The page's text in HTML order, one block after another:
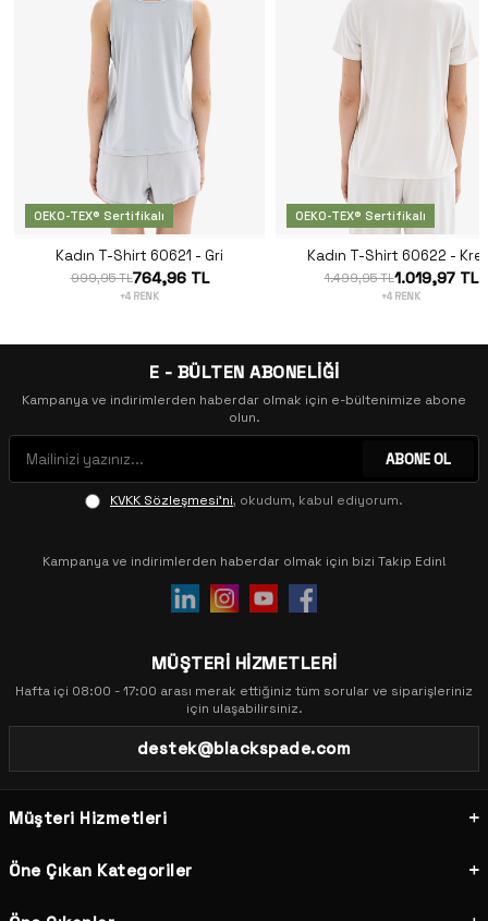
OEKO-TEX® Sertifikalı
Kadın T-Shirt 60621 - Gri
999,95 TL764,96 TL
+4 RENK
OEKO-TEX® Sertifikalı
Kadın T-Shirt 60622 -
1.499,95 TL1.019,97 TL
+4 RENK
E - BÜLTEN ABONELİĞİ
Kampanya ve indirimlerden haberdar olmak için e-bültenimize abone
olun.
ABONE OL
KVKK Sözleşmesi'ni, okudum, kabul ediyorum.
Kampanya ve indirimlerden haberdar olmak için bizi Takip Edin!
MÜŞTERİ HİZMETLERİ
Hafta içi 08:00 - 17:00 arası merak ettiğiniz tüm sorular ve siparişleriniz
için ulaşabilirsiniz.
destek@blackspade.com
Müşteri Hizmetleri
Öne Çıkan Kategoriler